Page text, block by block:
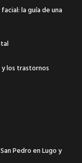
la guía de una
los trastornos
Pedro en Lugo y